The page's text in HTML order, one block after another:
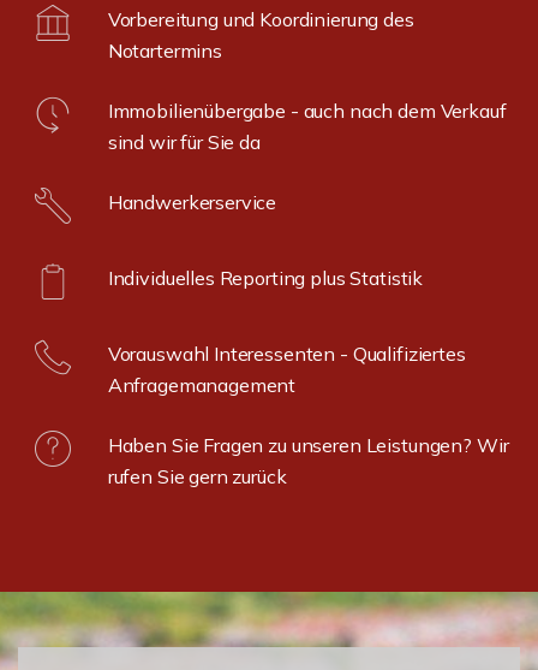
Vorbereitung und Koordinierung des
Notartermins
Immobilienübergabe - auch nach dem Verkauf
sind wir für Sie da
Handwerkerservice
Individuelles Reporting plus Statistik
Vorauswahl Interessenten - Qualifiziertes
Anfragemanagement
Haben Sie Fragen zu unseren Leistungen? Wir
rufen Sie gern zurück